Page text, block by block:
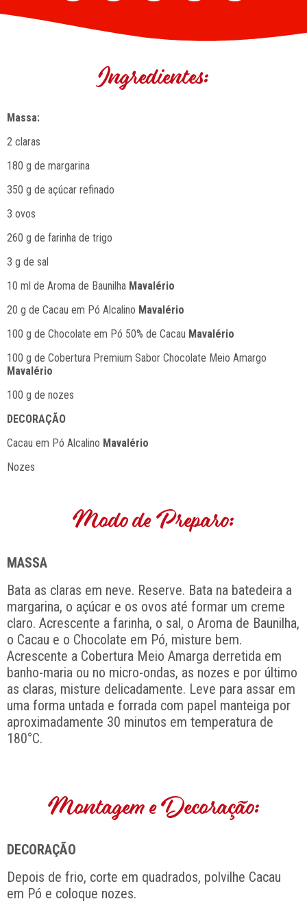
Ingredientes:
Massa:
2 claras
180 g de margarina
350 g de açúcar refinado
3 ovos
260 g de farinha de trigo
3 g de sal
10 ml de Aroma de Baunilha Mavalério
20 g de Cacau em Pó Alcalino Mavalério
100 g de Chocolate em Pó 50% de Cacau Mavalério
100 g de Cobertura Premium Sabor Chocolate Meio Amargo
Mavalério
100 g de nozes
DECORAÇÃO
Cacau em Pó Alcalino Mavalério
Nozes
Modo de Preparo:
MASSA
Bata as claras em neve. Reserve. Bata na batedeira a
margarina, o açúcar e os ovos até formar um creme
claro. Acrescente a farinha, o sal, o Aroma de Baunilha,
o Cacau e o Chocolate em Pó, misture bem.
Acrescente a Cobertura Meio Amarga derretida em
banho-maria ou no micro-ondas, as nozes e por último
as claras, misture delicadamente. Leve para assar em
uma forma untada e forrada com papel manteiga por
aproximadamente 30 minutos em temperatura de
180°C.
Montagem e Decoração:
DECORAÇÃO
Depois de frio, corte em quadrados, polvilhe Cacau
em Pó e coloque nozes.